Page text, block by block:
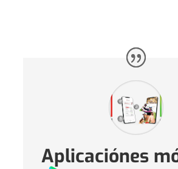
Aplicaciónes